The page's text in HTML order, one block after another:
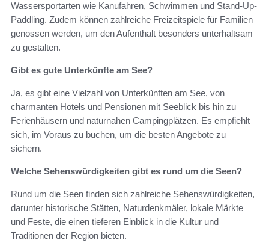
Wassersportarten wie Kanufahren, Schwimmen und Stand-Up-
Paddling. Zudem können zahlreiche Freizeitspiele für Familien
genossen werden, um den Aufenthalt besonders unterhaltsam
zu gestalten.
Gibt es gute Unterkünfte am See?
Ja, es gibt eine Vielzahl von Unterkünften am See, von
charmanten Hotels und Pensionen mit Seeblick bis hin zu
Ferienhäusern und naturnahen Campingplätzen. Es empfiehlt
sich, im Voraus zu buchen, um die besten Angebote zu
sichern.
Welche Sehenswürdigkeiten gibt es rund um die Seen?
Rund um die Seen finden sich zahlreiche Sehenswürdigkeiten,
darunter historische Stätten, Naturdenkmäler, lokale Märkte
und Feste, die einen tieferen Einblick in die Kultur und
Traditionen der Region bieten.